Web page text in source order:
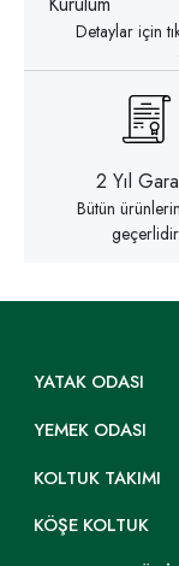
Detaylar için
2 Yıl
Bütün
geçerlidir.
YATAK ODASI
YEMEK ODASI
KOLTUK TAKIMI
KÖŞE KOLTUK